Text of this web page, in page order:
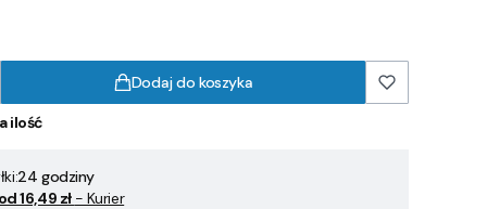
Dodaj do koszyka
ilość
24 godziny
16,49 zł - Kurier